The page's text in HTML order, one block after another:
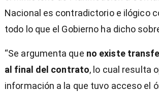
Nacional es contradictorio e ilógico
todo lo que el Gobierno ha dicho
“Se argumenta que no existe
al final del contrato, lo cual resulta
información a la que tuvo acceso el